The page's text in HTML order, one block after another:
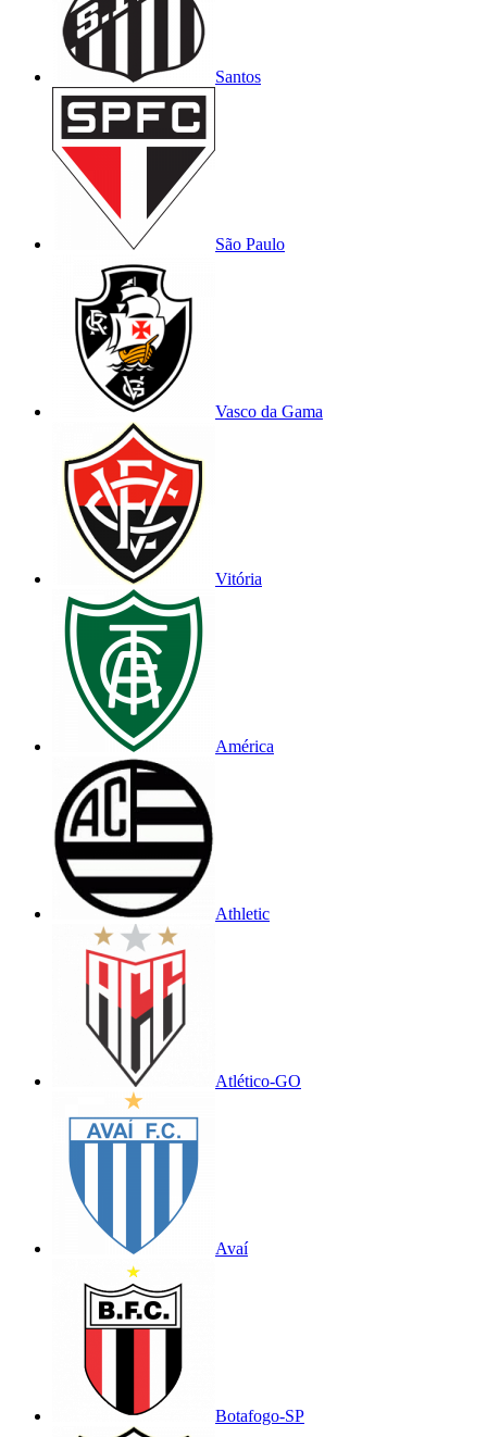
Santos
São Paulo
Vasco da Gama
Vitória
América
Athletic
Atlético-GO
Avaí
Botafogo-SP